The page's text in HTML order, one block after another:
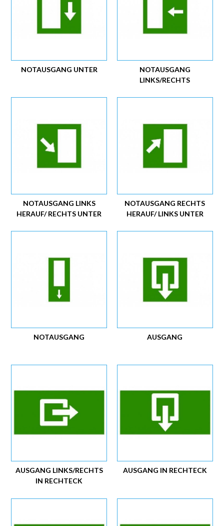
NOTAUSGANG
LINKS/RECHTS
NOTAUSGANG UNTER
NOTAUSGANG RECHTS
HERAUF/ LINKS UNTER
NOTAUSGANG LINKS
HERAUF/ RECHTS UNTER
AUSGANG
NOTAUSGANG
AUSGANG IN RECHTECK
AUSGANG LINKS/RECHTS
IN RECHTECK